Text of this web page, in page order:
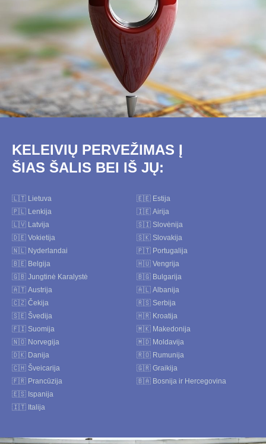
KELEIVIŲ PERVEŽIMAS Į
ŠIAS ŠALIS BEI IŠ JŲ:
🇱🇹 Lietuva
🇵🇱 Lenkija
🇱🇻 Latvija
🇩🇪 Vokietija
🇳🇱 Nyderlandai
🇧🇪 Belgija
🇬🇧 Jungtinė Karalystė
🇦🇹 Austrija
🇨🇿 Čekija
🇸🇪 Švedija
🇫🇮 Suomija
🇳🇴 Norvegija
🇩🇰 Danija
🇨🇭 Šveicarija
🇫🇷 Prancūzija
🇪🇸 Ispanija
🇮🇹 Italija
🇪🇪 Estija
🇮🇪 Airija
🇸🇮 Slovėnija
🇸🇰 Slovakija
🇵🇹 Portugalija
🇭🇺 Vengrija
🇧🇬 Bulgarija
🇦🇱 Albanija
🇷🇸 Serbija
🇭🇷 Kroatija
🇲🇰 Makedonija
🇲🇩 Moldavija
🇷🇴 Rumunija
🇬🇷 Graikija
🇧🇦 Bosnija ir Hercegovina